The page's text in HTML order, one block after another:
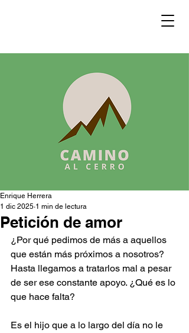
Petición de amor
Enrique Herrera
1 dic 2025 1 min de lectura
¿Por qué pedimos de más a aquellos
que están más próximos a nosotros?
Hasta llegamos a tratarlos mal a pesar
de ser ese constante apoyo. ¿Qué es lo
que hace falta?
Es el hijo que a lo largo del día no le